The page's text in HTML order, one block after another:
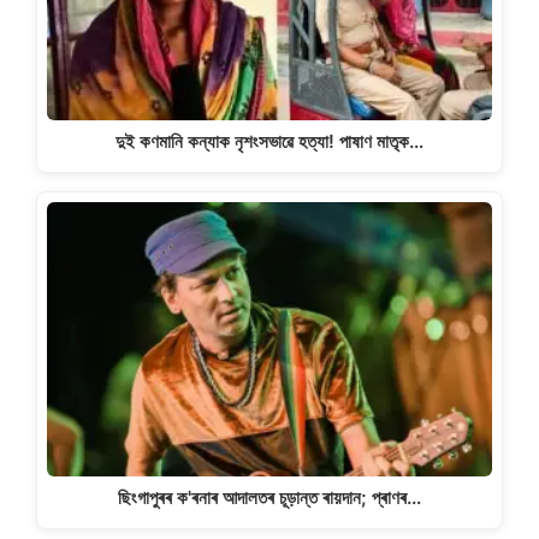
দুই কণমানি কন্যাক নৃশংসভাৱে হত্যা! পাষাণ মাতৃক…
ছিংগাপুৰৰ ক'ৰনাৰ আদালতৰ চূড়ান্ত ৰায়দান; প্ৰাণৰ…